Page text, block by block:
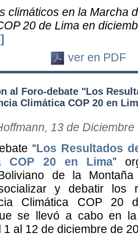
climáticos en la Marcha
20 de Lima en
ver en PDF
al Foro-debate "Los
Climática COP 20 en
13 de Diciembre
“Los Resultados
COP 20 en Lima”
de la
y debatir los
Climática COP 20
se llevó a cabo en
1 al 12 de diciembre de